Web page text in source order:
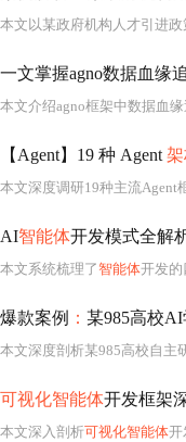
本文以某政府机构人才引进
一文掌握agno数据血缘
本文介绍agno框架中数据血
【Agent】19 种 Agent
本文深度调研19种主流Agent
AI智能体开发模式全解
本文系统梳理了智能体开发的
爆款案例 ： 某985高校AI
本文深度剖析某985高校自主
可视化智能体开发框架
本文深入剖析可视化智能体开